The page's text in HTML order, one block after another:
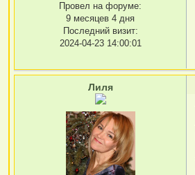
Провел на форуме:
9 месяцев 4 дня
Последний визит:
2024-04-23 14:00:01
Лиля